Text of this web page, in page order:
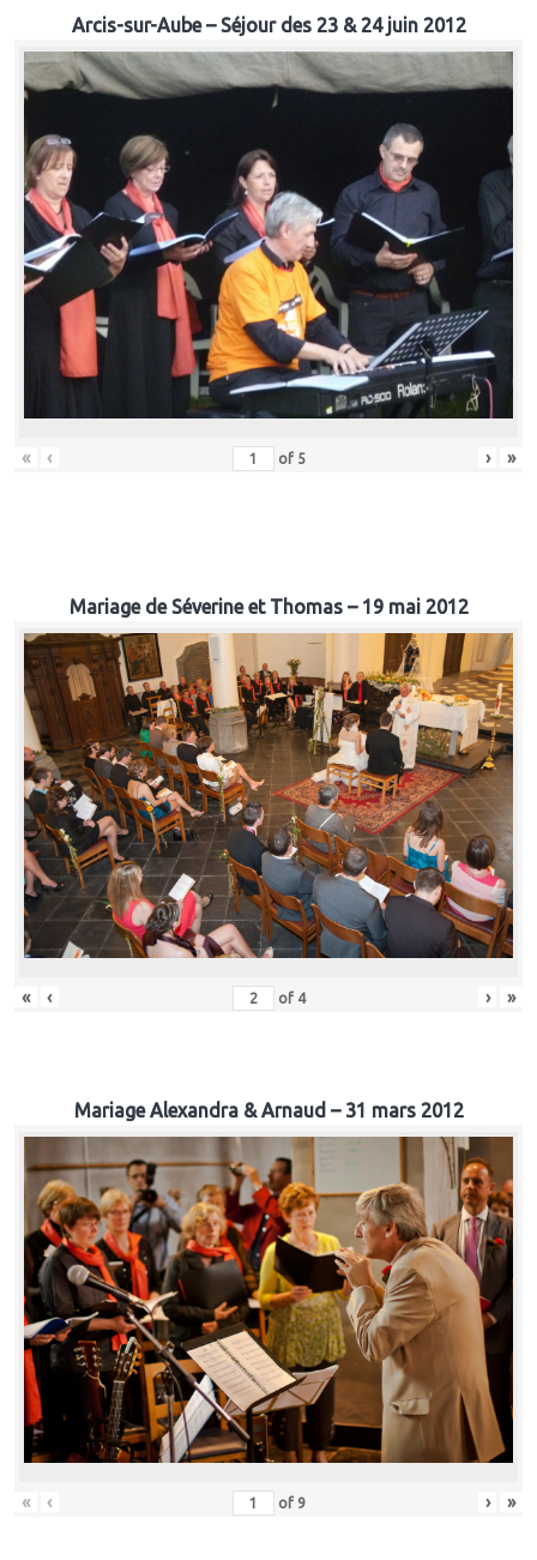
Arcis-sur-Aube – Séjour des 23 & 24 juin 2012
« ‹ of 5 › »
Mariage de Séverine et Thomas – 19 mai 2012
« ‹ of 4 › »
Mariage Alexandra & Arnaud – 31 mars 2012
« ‹ of 9 › »